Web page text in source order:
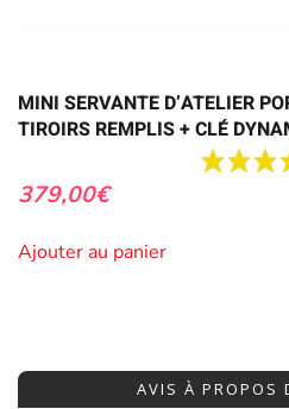
MINI SERVANTE D’ATELIER
TIROIRS REMPLIS + CLÉ
379,00€
Ajouter au panier
AVIS À PROPOS